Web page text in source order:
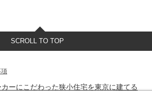
SCROLL TO TOP
ーにこだわった狭小住宅を東京に建てる